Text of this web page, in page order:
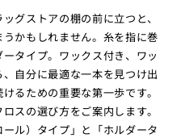
グストアの棚の前に立つと、
かもしれません。糸を指に巻
タイプ。ワックス付き、ワッ
自分に最適な一本を見つけ出
るための重要な第一歩です。
スの選び方をご案内します。
ル）タイプ」と「ホルダータ